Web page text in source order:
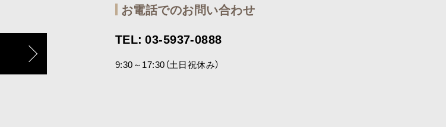
お電話でのお問い合わせ
TEL: 03-5937-0888
9:30～17:30（土日祝休み）